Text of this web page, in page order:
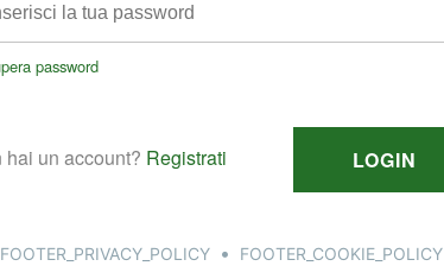
FOOTER_PRIVACY_POLICY • FOOTER_COOKIE_POLICY